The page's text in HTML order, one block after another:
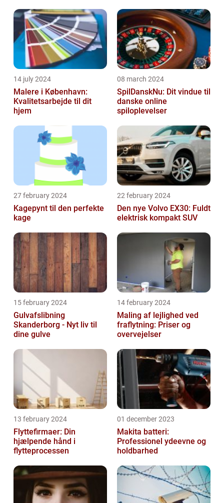
14 july 2024
Malere i København:
Kvalitetsarbejde til dit
hjem
08 march 2024
SpilDanskNu: Dit vindue til
danske online
spiloplevelser
27 february 2024
Kagepynt til den perfekte
kage
22 february 2024
Den nye Volvo EX30: Fuldt
elektrisk kompakt SUV
15 february 2024
Gulvafslibning
Skanderborg - Nyt liv til
dine gulve
14 february 2024
Maling af lejlighed ved
fraflytning: Priser og
overvejelser
13 february 2024
Flyttefirmaer: Din
hjælpende hånd i
flytteprocessen
01 december 2023
Makita batteri:
Professionel ydeevne og
holdbarhed